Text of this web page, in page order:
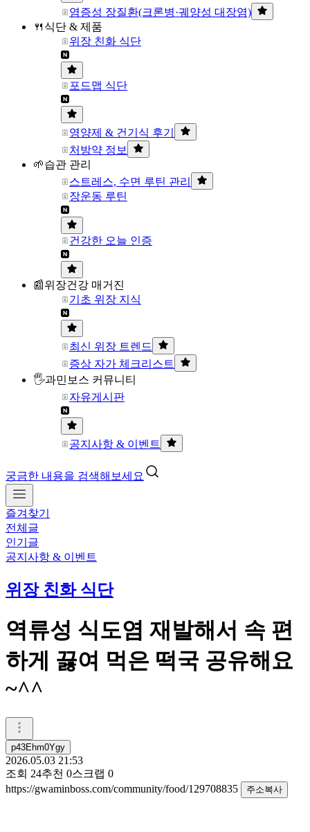
염증성 장질환(크론병·궤양성 대장염)
🍴식단 & 제품
위장 친화 식단
포드맵 식단
영양제 & 건기식 후기
처방약 정보
🌱습관 관리
스트레스, 수면 루틴 관리
장운동 루틴
건강한 오늘 인증
📰위장건강 매거진
기초 위장 지식
최신 위장 트렌드
증상 자가 체크리스트
🖐과민보스 커뮤니티
자유게시판
공지사항 & 이벤트
궁금한 내용을 검색해보세요
즐겨찾기
전체글
인기글
공지사항 & 이벤트
위장 친화 식단
역류성 식도염 재발해서 속 편
하게 끓여 먹은 떡국 공유해요
~^^
p43Ehm0Ygy
2026.05.03 21:53
조회 24추천 0스크랩 0
https://gwaminboss.com/community/food/129708835
주소복사